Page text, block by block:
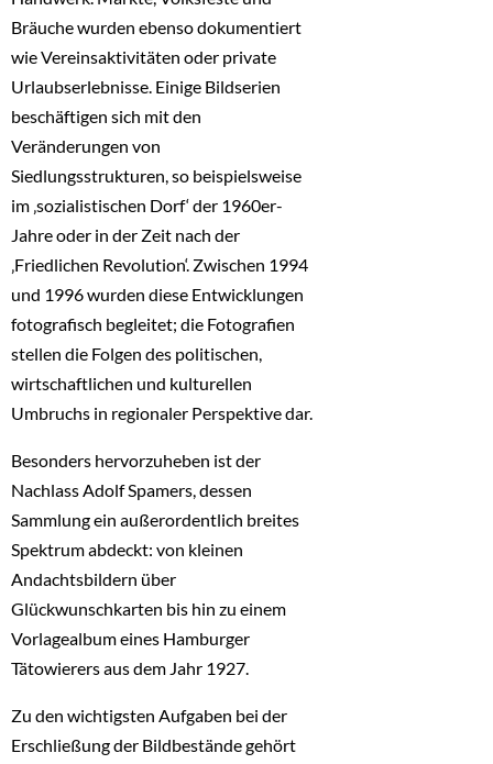
Bräuche wurden ebenso dokumentiert
wie Vereinsaktivitäten oder private
Urlaubserlebnisse. Einige Bildserien
beschäftigen sich mit den
Veränderungen von
Siedlungsstrukturen, so beispielsweise
im ‚sozialistischen Dorf‘ der 1960er-
Jahre oder in der Zeit nach der
‚Friedlichen Revolution‘. Zwischen 1994
und 1996 wurden diese Entwicklungen
fotografisch begleitet; die Fotografien
stellen die Folgen des politischen,
wirtschaftlichen und kulturellen
Umbruchs in regionaler Perspektive dar.
Besonders hervorzuheben ist der
Nachlass Adolf Spamers, dessen
Sammlung ein außerordentlich breites
Spektrum abdeckt: von kleinen
Andachtsbildern über
Glückwunschkarten bis hin zu einem
Vorlagealbum eines Hamburger
Tätowierers aus dem Jahr 1927.
Zu den wichtigsten Aufgaben bei der
Erschließung der Bildbestände gehört